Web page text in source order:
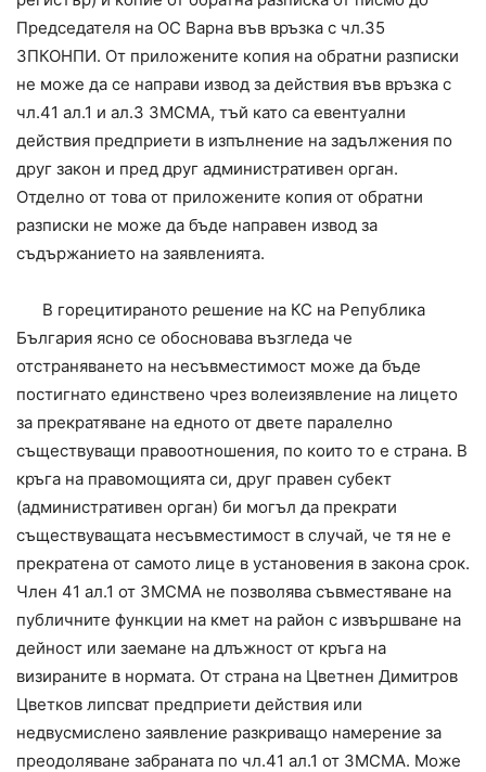
Председателя на ОС Варна във връзка с чл.35
ЗПКОНПИ. От приложените копия на обратни разписки
не може да се направи извод за действия във връзка с
чл.41 ал.1 и ал.3 ЗМСМА, тъй като са евентуални
действия предприети в изпълнение на задължения по
друг закон и пред друг административен орган.
Отделно от това от приложените копия от обратни
разписки не може да бъде направен извод за
съдържанието на заявленията.
В горецитираното решение на КС на Република
България ясно се обосновава възгледа че
отстраняването на несъвместимост може да бъде
постигнато единствено чрез волеизявление на лицето
за прекратяване на едното от двете паралелно
съществуващи правоотношения, по които то е страна. В
кръга на правомощията си, друг правен субект
(административен орган) би могъл да прекрати
съществуващата несъвместимост в случай, че тя не е
прекратена от самото лице в установения в закона срок.
Член 41 ал.1 от ЗМСМА не позволява съвместяване на
публичните функции на кмет на район с извършване на
дейност или заемане на длъжност от кръга на
визираните в нормата. От страна на Цветнен Димитров
Цветков липсват предприети действия или
недвусмислено заявление разкриващо намерение за
преодоляване забраната по чл.41 ал.1 от ЗМСМА. Може